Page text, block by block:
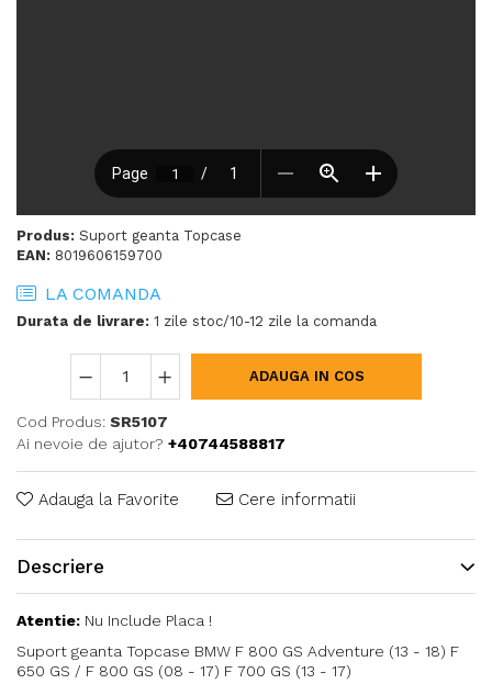
Produs: Suport geanta Topcase
EAN: 8019606159700
LA COMANDA
Durata de livrare: 1 zile stoc/10-12 zile la comanda
ADAUGA IN COS
Cod Produs: SR5107
Ai nevoie de ajutor? +40744588817
Adauga la Favorite Cere informatii
Descriere
Atentie: Nu Include Placa !
Suport geanta Topcase BMW F 800 GS Adventure (13 - 18) F
650 GS / F 800 GS (08 - 17) F 700 GS (13 - 17)